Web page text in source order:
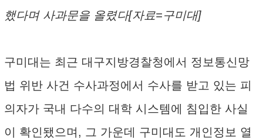
했다며 사과문을 올렸다[자료=구미대]
구미대는 최근 대구지방경찰청에서 정보통신망
법 위반 사건 수사과정에서 수사를 받고 있는 피
의자가 국내 다수의 대학 시스템에 침입한 사실
이 확인됐으며, 그 가운데 구미대도 개인정보 열